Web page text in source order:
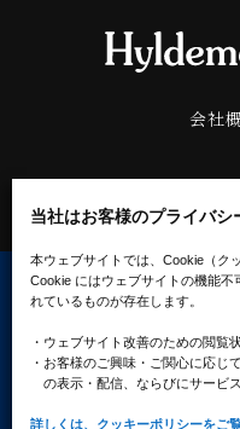
当社はお客様のプライバシ
本ウェブサイトでは、Cookie（ク
Cookie にはウェブサイトの機能不
れているものが存在します。
・ウェブサイト改善のための閲覧
・お客様のご興味・ご関心に応じ
の表示・配信、ならびにサービ
詳しくは、クッキーポリシーをご
会社
プライバシーポリシー
ク